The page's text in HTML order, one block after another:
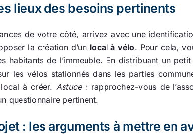
lieux des besoins pertinents
de votre côté, arrivez avec une
la création d’un local à vélo. Pour cela,
habitants de l’immeuble. En distribuant un
les vélos stationnés dans les parties
à créer. Astuce :rapprochez-vous de
questionnaire pertinent.
: les arguments à mettre en